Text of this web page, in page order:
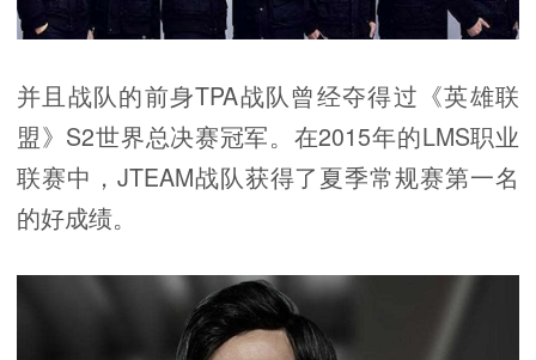
并且战队的前身TPA战队曾经夺得过《英雄联
盟》S2世界总决赛冠军。在2015年的LMS职业
联赛中，JTEAM战队获得了夏季常规赛第一名
的好成绩。